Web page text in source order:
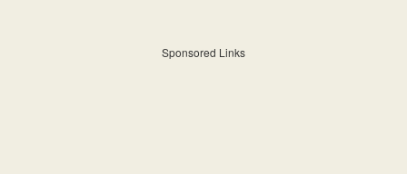
Sponsored Links